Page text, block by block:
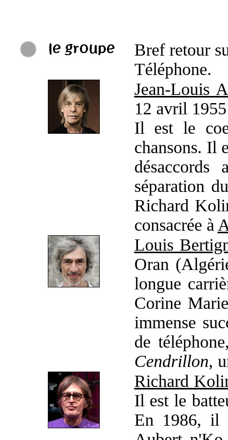
Bref retour
Téléphone.
Jean-Louis
12 avril
Il est le
chansons. Il
séparation
Richard
consacrée à
Louis
Oran
longue
Corine
immense
de
Cendrillon,
Richard
Il est le
En 1986, il